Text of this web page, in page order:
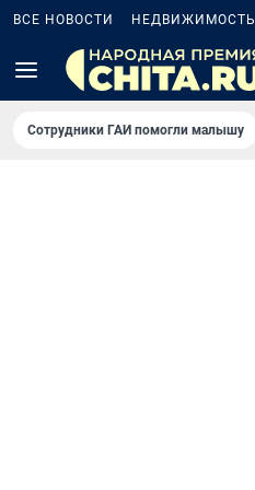
ВСЕ НОВОСТИ НЕДВИЖИМОСТЬ
Сотрудники ГАИ помогли малышу